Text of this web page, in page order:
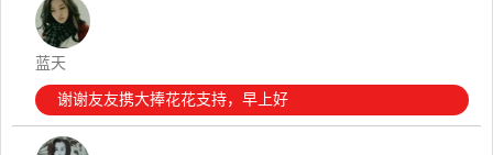
蓝天
谢谢友友携大捧花花支持，早上好